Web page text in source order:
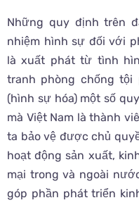
Những quy định trên
nhiệm hình sự đối với
là xuất phát từ tình
tranh phòng chống tội
(hình sự hóa) một số
mà Việt Nam là thành
ta bảo vệ được chủ
hoạt động sản xuất,
mại trong và ngoài
góp phần phát triển